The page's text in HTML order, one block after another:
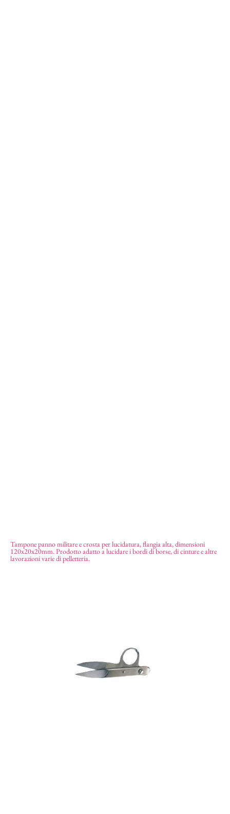
Tampone panno crosta flangia alta 21,35€
Tampone panno militare e crosta per lucidatura, flangia alta, dimensioni
120x20x20mm. Prodotto adatto a lucidare i bordi di borse, di cinture e altre
lavorazioni varie di pelletteria.